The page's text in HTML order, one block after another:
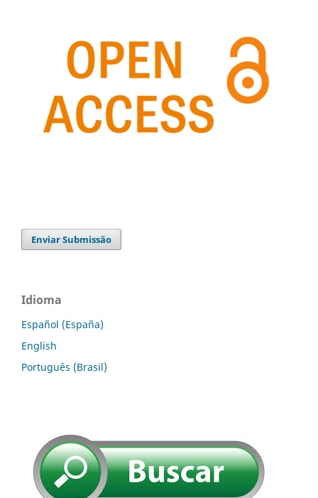
Enviar Submissão
Idioma
Español (España)
English
Português (Brasil)